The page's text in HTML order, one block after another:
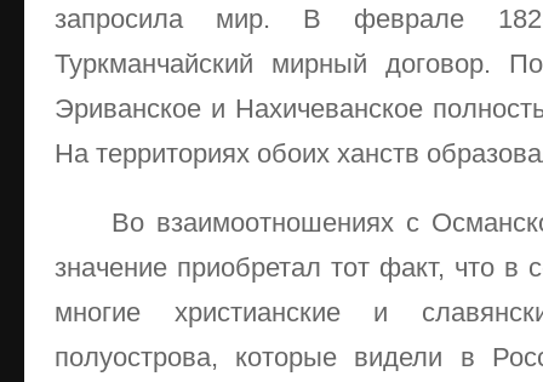
запросила мир. В феврале
Туркманчайский мирный договор.
Эриванское и Нахичеванское
На территориях обоих ханств
Во взаимоотношениях с
значение приобретал тот факт, что в
многие христианские и
полуострова, которые видели в